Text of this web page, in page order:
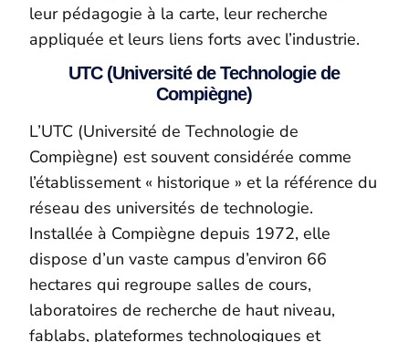
leur pédagogie à la carte, leur recherche
appliquée et leurs liens forts avec l’industrie.
UTC (Université de Technologie de
Compiègne)
L’UTC (Université de Technologie de
Compiègne) est souvent considérée comme
l’établissement « historique » et la référence du
réseau des universités de technologie.
Installée à Compiègne depuis 1972, elle
dispose d’un vaste campus d’environ 66
hectares qui regroupe salles de cours,
laboratoires de recherche de haut niveau,
fablabs, plateformes technologiques et